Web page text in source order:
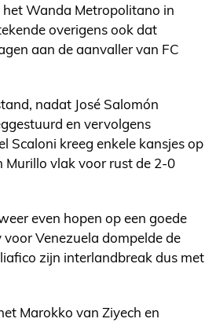
Wanda Metropolitano in
overigens ook dat
aan de aanvaller van FC
nadat José Salomón
en vervolgens
Scaloni kreeg enkele kansjes op
Murillo vlak voor rust de 2-0
even hopen op een goede
Venezuela dompelde de
zijn interlandbreak dus met
Marokko van Ziyech en